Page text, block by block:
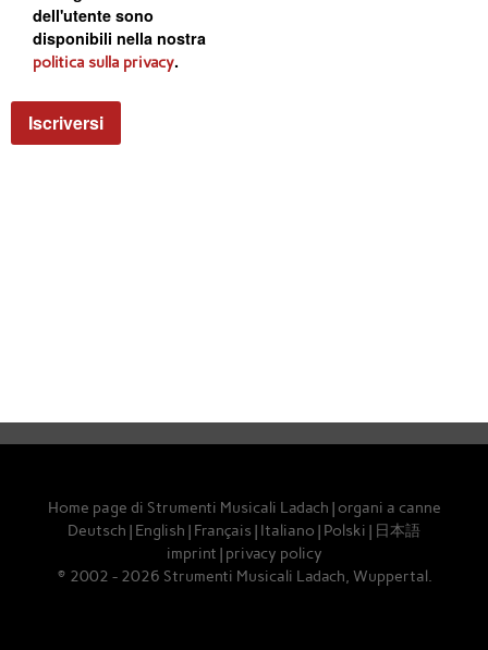
dell'utente sono
disponibili nella nostra
politica sulla privacy.
Home page di Strumenti Musicali Ladach | organi a canne
Deutsch | English | Français | Italiano | Polski | 日本語
imprint | privacy policy
© 2002 - 2026 Strumenti Musicali Ladach, Wuppertal.